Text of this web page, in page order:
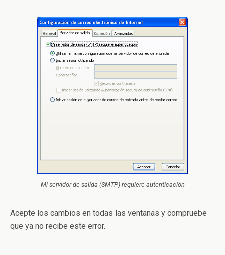
Mi servidor de salida (SMTP) requiere autenticación
Acepte los cambios en todas las ventanas y compruebe
que ya no recibe este error.